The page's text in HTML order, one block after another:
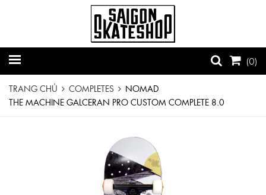
(0)
TRANG CHỦ COMPLETES
NOMAD
THE MACHINE GALCERAN PRO CUSTOM COMPLETE 8.0